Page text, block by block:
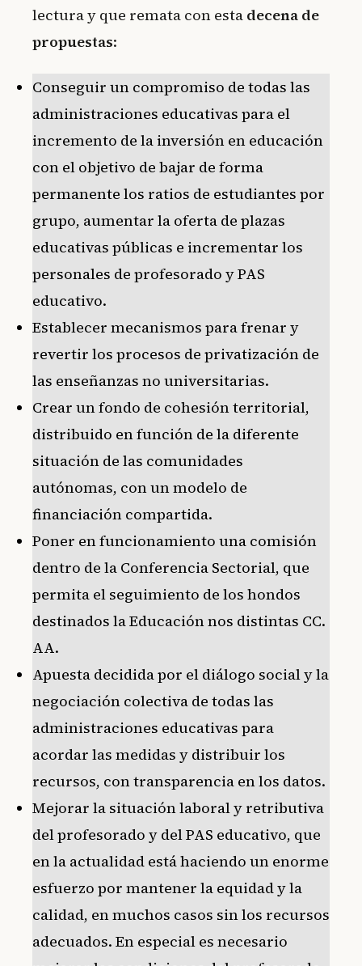
lectura y que remata con esta decena de
propuestas:
Conseguir un compromiso de todas las
administraciones educativas para el
incremento de la inversión en educación
con el objetivo de bajar de forma
permanente los ratios de estudiantes por
grupo, aumentar la oferta de plazas
educativas públicas e incrementar los
personales de profesorado y PAS
educativo.
Establecer mecanismos para frenar y
revertir los procesos de privatización de
las enseñanzas no universitarias.
Crear un fondo de cohesión territorial,
distribuido en función de la diferente
situación de las comunidades
autónomas, con un modelo de
financiación compartida.
Poner en funcionamiento una comisión
dentro de la Conferencia Sectorial, que
permita el seguimiento de los hondos
destinados la Educación nos distintas CC.
AA.
Apuesta decidida por el diálogo social y la
negociación colectiva de todas las
administraciones educativas para
acordar las medidas y distribuir los
recursos, con transparencia en los datos.
Mejorar la situación laboral y retributiva
del profesorado y del PAS educativo, que
en la actualidad está haciendo un enorme
esfuerzo por mantener la equidad y la
calidad, en muchos casos sin los recursos
adecuados. En especial es necesario